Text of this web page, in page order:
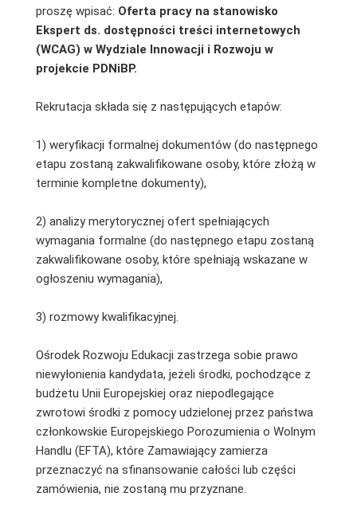
proszę wpisać: Oferta pracy na stanowisko
Ekspert ds. dostępności treści internetowych
(WCAG) w Wydziale Innowacji i Rozwoju w
projekcie PDNiBP.
Rekrutacja składa się z następujących etapów:
1) weryfikacji formalnej dokumentów (do następnego
etapu zostaną zakwalifikowane osoby, które złożą w
terminie kompletne dokumenty),
2) analizy merytorycznej ofert spełniających
wymagania formalne (do następnego etapu zostaną
zakwalifikowane osoby, które spełniają wskazane w
ogłoszeniu wymagania),
3) rozmowy kwalifikacyjnej.
Ośrodek Rozwoju Edukacji zastrzega sobie prawo
niewyłonienia kandydata, jeżeli środki, pochodzące z
budżetu Unii Europejskiej oraz niepodlegające
zwrotowi środki z pomocy udzielonej przez państwa
członkowskie Europejskiego Porozumienia o Wolnym
Handlu (EFTA), które Zamawiający zamierza
przeznaczyć na sfinansowanie całości lub części
zamówienia, nie zostaną mu przyznane.